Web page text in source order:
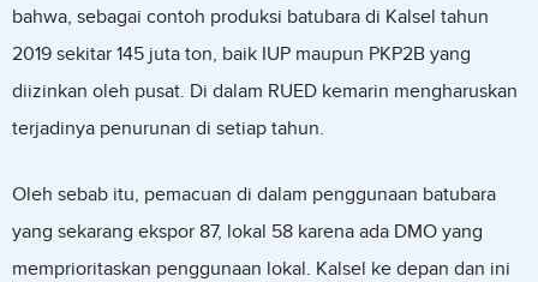
bahwa, sebagai contoh produksi batubara di Kalsel tahun
2019 sekitar 145 juta ton, baik IUP maupun PKP2B yang
diizinkan oleh pusat. Di dalam RUED kemarin mengharuskan
terjadinya penurunan di setiap tahun.
Oleh sebab itu, pemacuan di dalam penggunaan batubara
yang sekarang ekspor 87, lokal 58 karena ada DMO yang
memprioritaskan penggunaan lokal. Kalsel ke depan dan ini